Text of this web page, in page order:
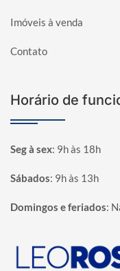
Imóveis à venda
Contato
Horário de
Seg à sex: 9h às 18h
Sábados: 9h às 13h
Domingos e feriados:
Página inicial